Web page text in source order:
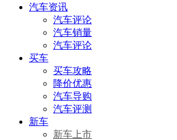
汽车资讯
汽车评论
汽车销量
汽车评论
买车
买车攻略
降价优惠
汽车导购
汽车评测
新车
新车上市